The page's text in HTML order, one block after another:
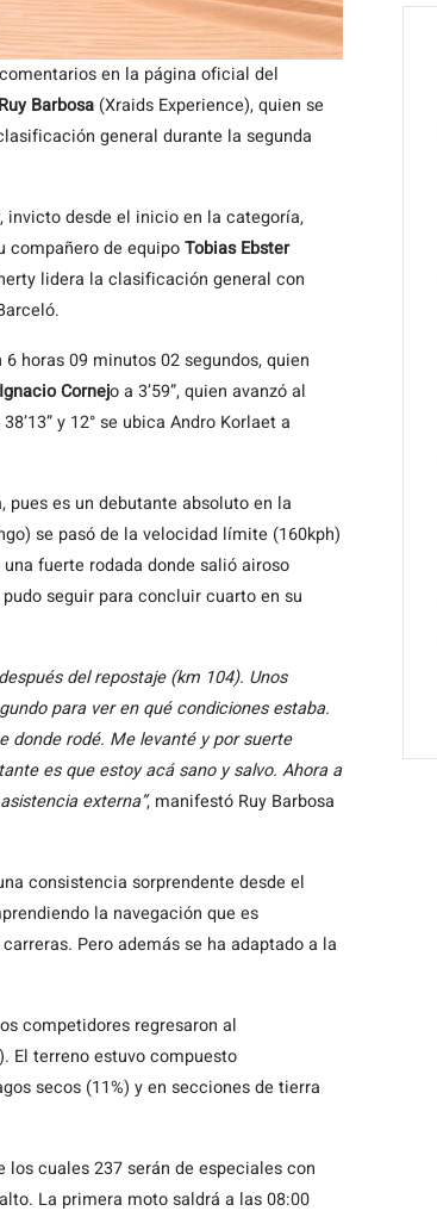
en la página oficial del
Ruy Barbosa (Xraids Experience), quien se
general durante la segunda
, invicto desde el inicio en la categoría,
compañero de equipoTobias Ebster
lidera la clasificación general con
horas 09 minutos 02 segundos, quien
Cornejo a 3’59”, quien avanzó al
y 12° se ubica Andro Korlaet a
pues es un debutante absoluto en la
se pasó de la velocidad límite (160kph)
fuerte rodada donde salió airoso
seguir para concluir cuarto en su
del repostaje (km 104). Unos
para ver en qué condiciones estaba.
donde rodé. Me levanté y por suerte
es que estoy acá sano y salvo. Ahora a
externa”, manifestó Ruy Barbosa
consistencia sorprendente desde el
la navegación que es
Pero además se ha adaptado a la
competidores regresaron al
El terreno estuvo compuesto
secos (11%) y en secciones de tierra
cuales 237 serán de especiales con
La primera moto saldrá a las 08:00